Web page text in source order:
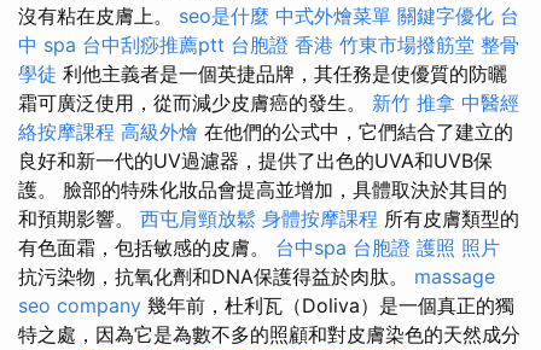
沒有粘在皮膚上。 seo是什麼 中式外燴菜單 關鍵字優化 台
中 spa 台中刮痧推薦ptt 台胞證 香港 竹東市場撥筋堂 整骨
學徒 利他主義者是一個英捷品牌，其任務是使優質的防曬
霜可廣泛使用，從而減少皮膚癌的發生。 新竹 推拿 中醫經
絡按摩課程 高級外燴 在他們的公式中，它們結合了建立的
良好和新一代的UV過濾器，提供了出色的UVA和UVB保
護。 臉部的特殊化妝品會提高並增加，具體取決於其目的
和預期影響。 西屯肩頸放鬆 身體按摩課程 所有皮膚類型的
有色面霜，包括敏感的皮膚。 台中spa 台胞證 護照 照片
抗污染物，抗氧化劑和DNA保護得益於肉肽。 massage
seo company 幾年前，杜利瓦（Doliva）是一個真正的獨
特之處，因為它是為數不多的照顧和對皮膚染色的天然成分